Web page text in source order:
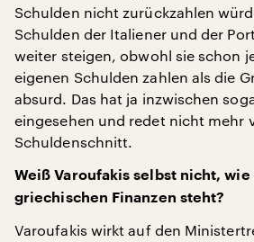
Schulden nicht zurückzahlen
Schulden der Italiener und der
weiter steigen, obwohl sie schon
eigenen Schulden zahlen als die
absurd. Das hat ja inzwischen
eingesehen und redet nicht mehr
Schuldenschnitt.
Weiß Varoufakis selbst nicht, wie
griechischen Finanzen steht?
Varoufakis wirkt auf den